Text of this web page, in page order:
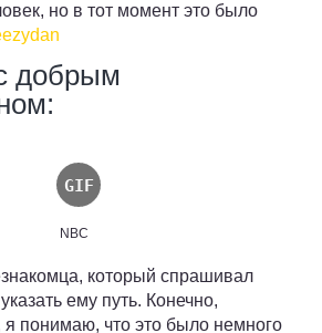
но в тот момент это было
добрым
NBC
который спрашивал
ему путь. Конечно,
я понимаю, что это было немного